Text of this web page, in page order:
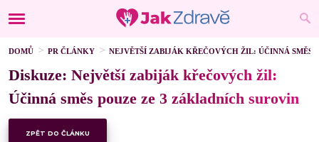
DOMŮ PR ČLÁNKY NEJVĚTŠÍ ZABIJÁK KŘEČOVÝCH ŽIL: ÚČINNÁ SMĚS
Diskuze: Největší zabiják křečových žil:
Účinná směs pouze ze 3 základních surovin
ZPĚT DO ČLÁNKU